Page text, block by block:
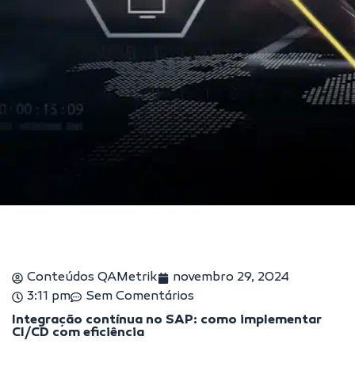
Conteúdos QAMetrik
novembro 29, 2024
3:11 pm
Sem Comentários
Integração contínua no SAP: como implementar
CI/CD com eficiência